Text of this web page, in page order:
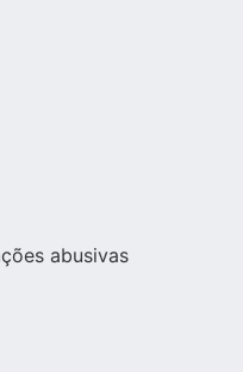
abusivas